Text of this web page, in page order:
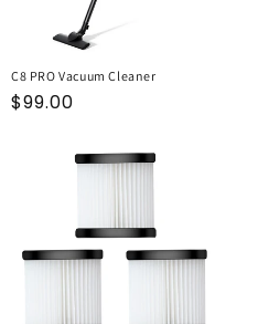
C8 PRO Vacuum Cleaner
Normaler
$99.00